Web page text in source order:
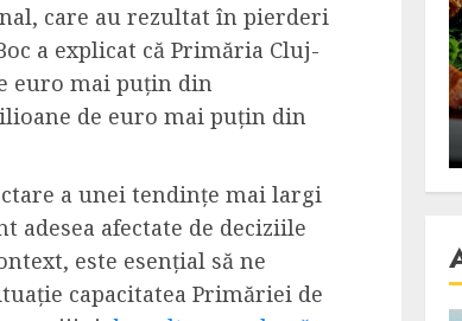
care au rezultat în pierderi
a explicat că Primăria Cluj-
euro mai puțin din
de euro mai puțin din
a unei tendințe mai largi
adesea afectate de deciziile
este esențial să ne
capacitatea Primăriei de
3 retete delicioase in care
carnea de rata e vedeta
incontestabila